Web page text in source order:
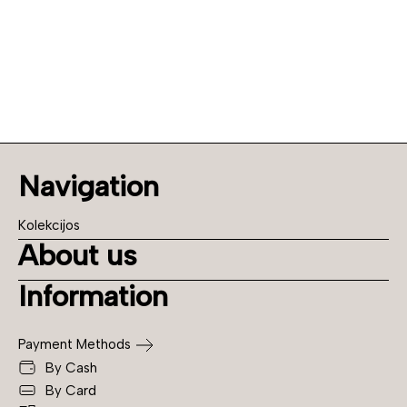
Navigation
Kolekcijos
About us
Information
Payment Methods
By Cash
By Card